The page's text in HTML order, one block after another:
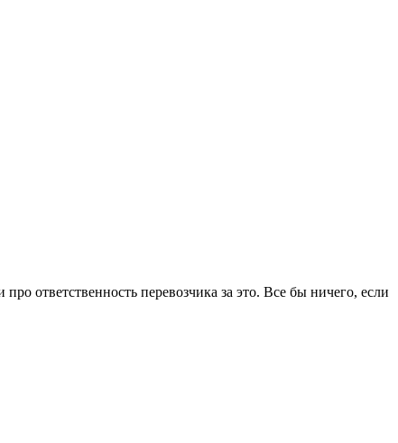
ответственность перевозчика за это. Все бы ничего, если